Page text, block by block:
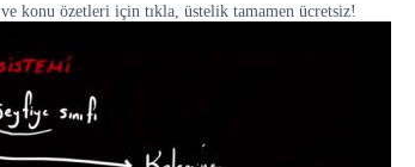
konu özetleri için tıkla, üstelik tamamen ücretsiz!